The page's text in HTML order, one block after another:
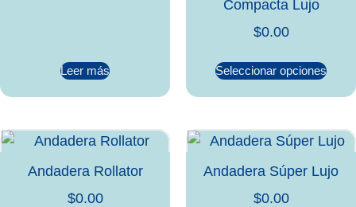
Leer más
Compacta Lujo
$0.00
Seleccionar opciones
Andadera Rollator
$0.00
Andadera Súper Lujo
$0.00